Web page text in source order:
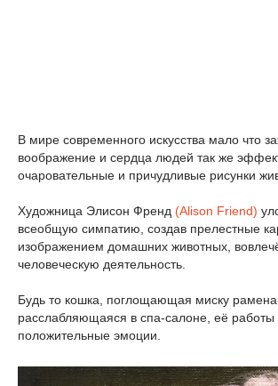
В мире современного искусства мало что
воображение и сердца людей так же
очаровательные и причудливые рисунки
Художница Элисон Френд (Alison Friend)
всеобщую симпатию, создав прелестные
изображением домашних животных,
человеческую деятельность.
Будь то кошка, поглощающая миску
расслабляющаяся в спа-салоне, её работы
положительные эмоции.